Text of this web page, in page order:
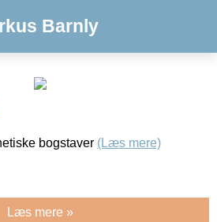
Barnly
bogstaver (Læs mere)
Læs mere »